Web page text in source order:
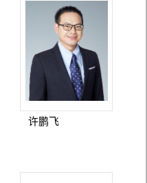
许鹏飞